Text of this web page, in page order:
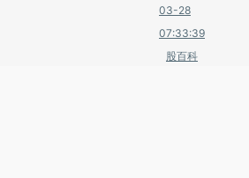
03-28
07:33:39
股百科